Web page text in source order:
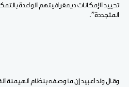
تحييد الإمكانات ديمغرافيتهم الواعدة
المتجددة”.
وقال ولد اعبيد إن ما وصفه بنظام الهيمنة